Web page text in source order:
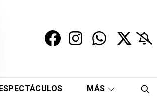
ESPECTÁCULOS MÁS